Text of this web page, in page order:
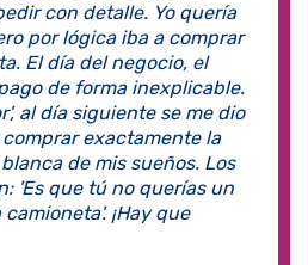
con detalle. Yo quería
por lógica iba a comprar
El día del negocio, el
de forma inexplicable.
al día siguiente se me dio
exactamente la
de mis sueños. Los
'Es que tú no querías un
¡Hay que